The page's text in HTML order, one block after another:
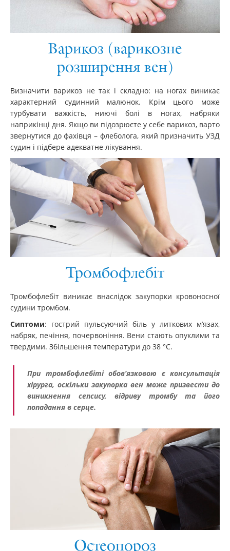
Варикоз (варикозне
розширення вен)
Визначити варикоз не так і складно: на ногах виникає
характерний судинний малюнок. Крім цього може
турбувати важкість, ниючі болі в ногах, набряки
наприкінці дня. Якщо ви підозрюєте у себе варикоз, варто
звернутися до фахівця – флеболога, який призначить УЗД
судин і підбере адекватне лікування.
Тромбофлебіт
Тромбофлебіт виникає внаслідок закупорки кровоносної
судини тромбом.
Сиптоми: гострий пульсуючий біль у литкових м’язах,
набряк, печіння, почервоніння. Вени стають опуклими та
твердими. Збільшення температури до 38 °С.
При тромбофлебіті обов’язковою є консультація
хірурга, оскільки закупорка вен може призвести до
виникнення сепсису, відриву тромбу та його
попадання в серце.
Остеопороз